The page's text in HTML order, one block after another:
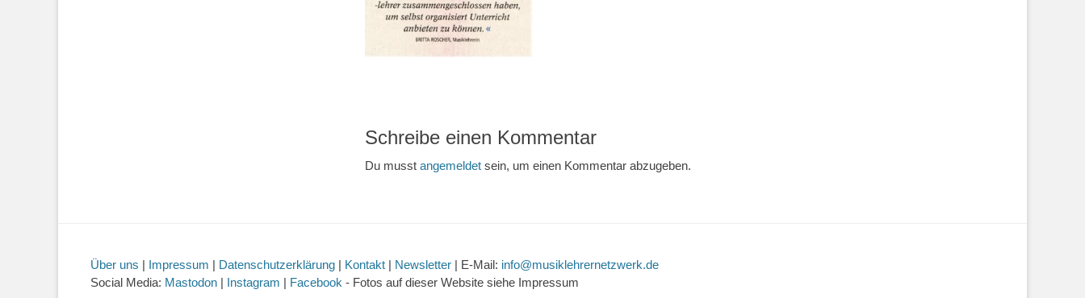
Schreibe einen Kommentar
Du musst angemeldet sein, um einen Kommentar abzugeben.
Über uns | Impressum | Datenschutzerklärung | Kontakt | Newsletter | E-Mail: info@musiklehrernetzwerk.de
Social Media: Mastodon | Instagram | Facebook - Fotos auf dieser Website siehe Impressum